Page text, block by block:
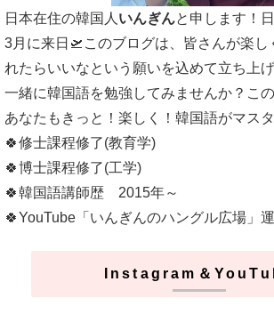
日本在住の韓国人 いんぎんと申します！
3月に来日🛫このブログは、皆さんが楽し
れたらいいなという願いを込めて立ち上
一緒に韓国語を勉強してみませんか？こ
あなたもきっと！楽しく！韓国語がマス
🍀修士課程修了(教育学)
🍀博士課程修了(工学)
🍀韓国語講師歴 2015年～
🍀YouTube「いんぎんのハングル広場」
Instagram＆